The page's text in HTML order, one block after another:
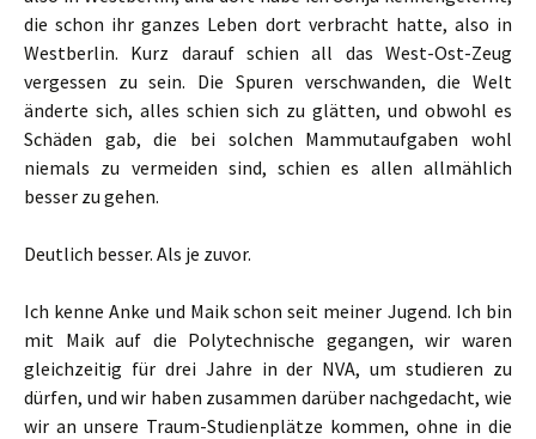
die schon ihr ganzes Leben dort verbracht hatte, also in
Westberlin. Kurz darauf schien all das West-Ost-Zeug
vergessen zu sein. Die Spuren verschwanden, die Welt
änderte sich, alles schien sich zu glätten, und obwohl es
Schäden gab, die bei solchen Mammutaufgaben wohl
niemals zu vermeiden sind, schien es allen allmählich
besser zu gehen.
Deutlich besser. Als je zuvor.
Ich kenne Anke und Maik schon seit meiner Jugend. Ich bin
mit Maik auf die Polytechnische gegangen, wir waren
gleichzeitig für drei Jahre in der NVA, um studieren zu
dürfen, und wir haben zusammen darüber nachgedacht, wie
wir an unsere Traum-Studienplätze kommen, ohne in die